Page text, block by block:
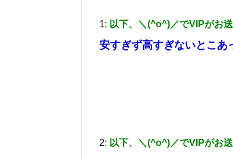
1: 以下、＼(^o^)／でVIPがお
安すぎず高すぎないとこあ
2: 以下、＼(^o^)／でVIPがお